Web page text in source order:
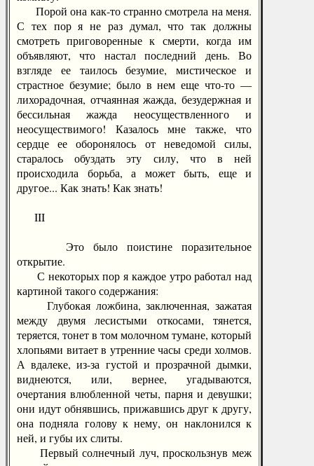
Порой она как-то странно смотрела на меня.
С тех пор я не раз думал, что так должны
смотреть приговоренные к смерти, когда им
объявляют, что настал последний день. Во
взгляде ее таилось безумие, мистическое и
страстное безумие; было в нем еще что-то —
лихорадочная, отчаянная жажда, безудержная и
бессильная жажда неосуществленного и
неосуществимого! Казалось мне также, что
сердце ее оборонялось от неведомой силы,
старалось обуздать эту силу, что в ней
происходила борьба, а может быть, еще и
другое... Как знать! Как знать!
III
Это было поистине поразительное
открытие.
С некоторых пор я каждое утро работал над
картиной такого содержания:
Глубокая ложбина, заключенная, зажатая
между двумя лесистыми откосами, тянется,
теряется, тонет в том молочном тумане, который
хлопьями витает в утренние часы среди холмов.
А вдалеке, из-за густой и прозрачной дымки,
виднеются, или, вернее, угадываются,
очертания влюбленной четы, парня и девушки;
они идут обнявшись, прижавшись друг к другу,
она подняла голову к нему, он наклонился к
ней, и губы их слиты.
Первый солнечный луч, проскользнув меж